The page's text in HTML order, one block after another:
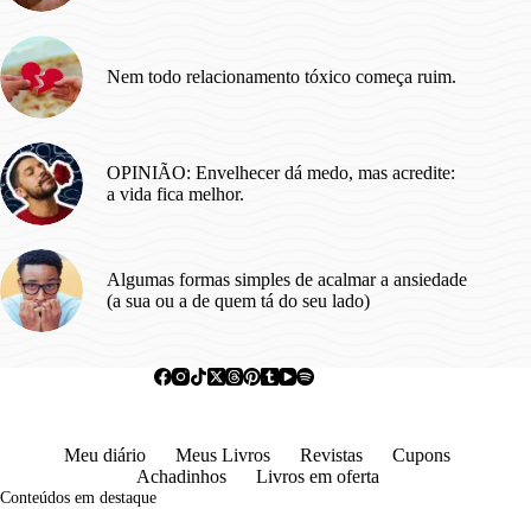
Nem todo relacionamento tóxico começa ruim.
OPINIÃO: Envelhecer dá medo, mas acredite:
a vida fica melhor.
Algumas formas simples de acalmar a ansiedade
(a sua ou a de quem tá do seu lado)
Meu diário Meus Livros Revistas
Cupons
Achadinhos
Livros em oferta
Conteúdos em destaque